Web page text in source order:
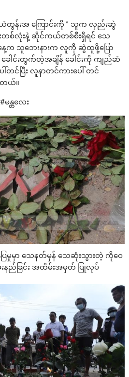
ထွန်းအ ကြောင်းကို ” သူက လှည်းဆွဲ
းတစ်လုံးနဲ့ ဆိုင်ကယ်တစ်စီးရှိရင် သေ
နေ့က သူဘေးနားက လူကို ဆွဲထူဖို့ပြော
ေါင်းထွက်တဲ့အချိန် ခေါင်းကို ကျည်ဆံ
တင်ပြီး လူနာတင်ကားပေါ် တင်
တယ်။
မန္တလေး
ပြမှုမှာ သေနတ်မှန် သေဆုံးသွားတဲ့ ကိုဝေ
ည်ခြင်း အထိမ်းအမှတ် ပြုလုပ်